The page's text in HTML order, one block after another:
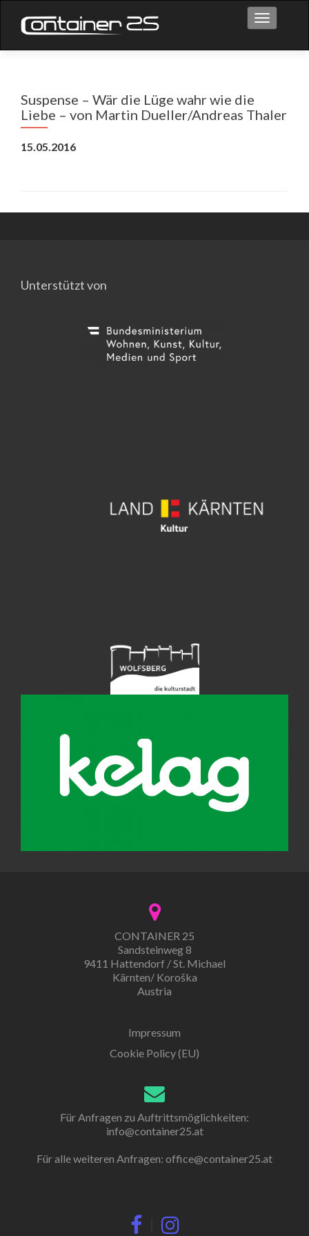
Toggle
Suspense – Wär die Lüge wahr wie die
Liebe – von Martin Dueller/Andreas Thaler
15.05.2016
Unterstützt von
CONTAINER 25
Sandsteinweg 8
9411 Hattendorf / St. Michael
Kärnten/ Koroška
Austria
Impressum
Cookie Policy (EU)
Für Anfragen zu Auftrittsmöglichkeiten:
info@container25.at
Für alle weiteren Anfragen: office@container25.at